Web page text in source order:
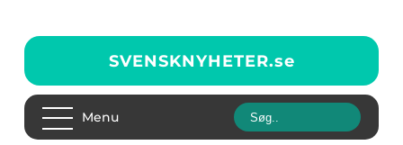
SVENSKNYHETER.se
Menu